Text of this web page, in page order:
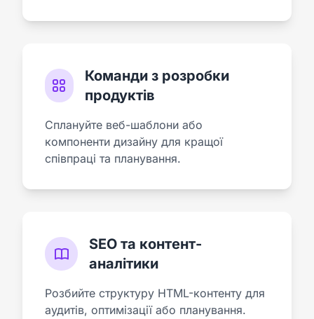
Команди з розробки
продуктів
Сплануйте веб-шаблони або
компоненти дизайну для кращої
співпраці та планування.
SEO та контент-
аналітики
Розбийте структуру HTML-контенту для
аудитів, оптимізації або планування.